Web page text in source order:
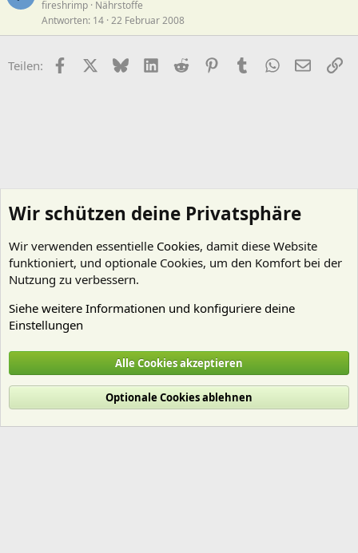
fireshrimp Nährstoffe
Antworten 14 22 Februar 2008
Teilen: FacebookX (Twitter)
BlueskyLinkedIn
Reddit PinterestTumblr WhatsApp
E-Mail
Cookies
Deutsch (Du)
Nutzungsbedingungen
Datenschutz Hilfe und Impressum
R
Wir schützen deine Privatsphäre
Wir verwenden essentielle Cookies, damit diese Website
funktioniert, und optionale Cookies, um den Komfort bei der
Nutzung zu verbessern.
Siehe weitere Informationen und konfiguriere deine
Einstellungen
Alle Cookies akzeptieren
Optionale Cookies ablehnen